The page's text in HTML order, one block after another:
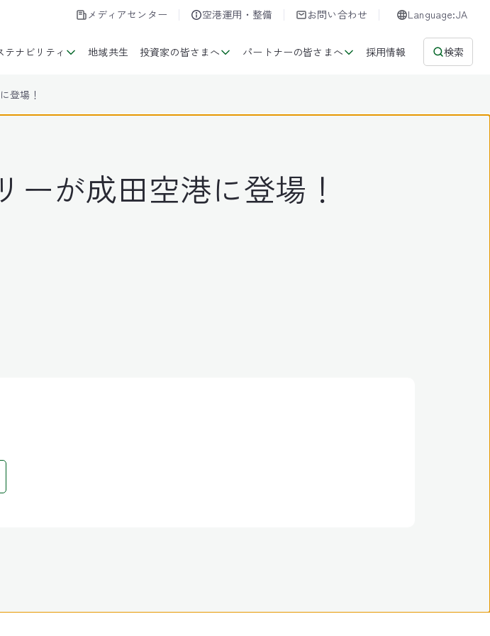
メディアセンター 空港運用・整備 お問い合わせ Language:JA
テナビリティ 地域共生 投資家の皆さまへ パートナーの皆さまへ 採用情報 検索
登場！
が成田空港に登場！